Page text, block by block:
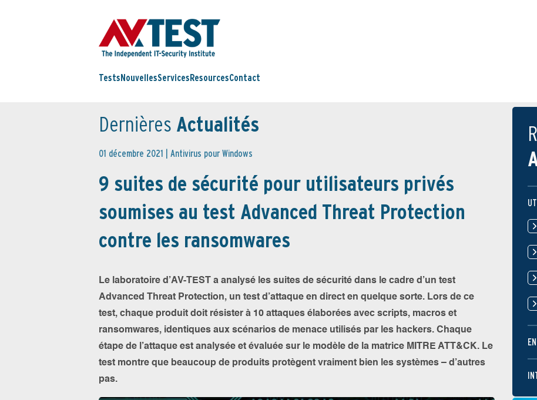
Tests NouvellesServices ResourcesContact
Dernières Actualités
01 décembre 2021 | Antivirus pour Windows
9 suites de sécurité pour utilisateurs privés
soumises au test Advanced Threat Protection
contre les ransomwares
Le laboratoire d’AV-TEST a analysé les suites de sécurité dans le cadre d’un test
Advanced Threat Protection, un test d’attaque en direct en quelque sorte. Lors de ce
test, chaque produit doit résister à 10 attaques élaborées avec scripts, macros et
ransomwares, identiques aux scénarios de menace utilisés par les hackers. Chaque
étape de l’attaque est analysée et évaluée sur le modèle de la matrice MITRE ATT&CK. Le
test montre que beaucoup de produits protègent vraiment bien les systèmes – d’autres
pas.